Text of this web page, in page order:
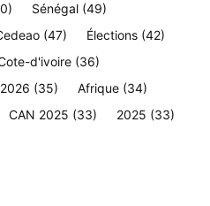
Sénégal (49)
(47) Élections (42)
d'ivoire (36)
(35) Afrique (34)
CAN 2025 (33) 2025 (33)